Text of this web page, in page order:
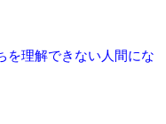
を理解できない人間にな